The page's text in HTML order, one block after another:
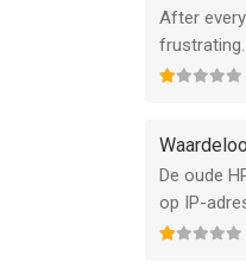
After
De oude
op IP-